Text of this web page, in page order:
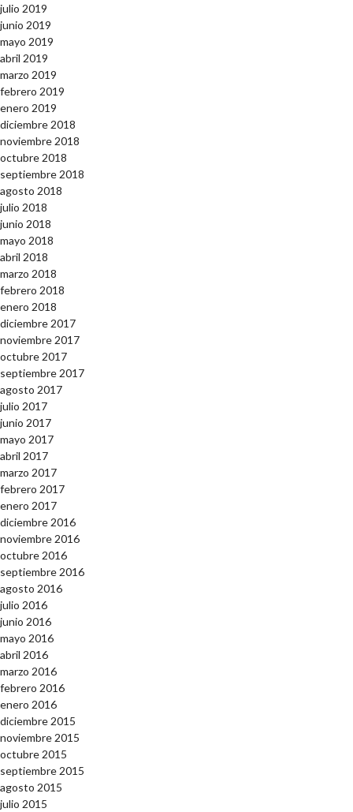
julio 2019
junio 2019
mayo 2019
abril 2019
marzo 2019
febrero 2019
enero 2019
diciembre 2018
noviembre 2018
octubre 2018
septiembre 2018
agosto 2018
julio 2018
junio 2018
mayo 2018
abril 2018
marzo 2018
febrero 2018
enero 2018
diciembre 2017
noviembre 2017
octubre 2017
septiembre 2017
agosto 2017
julio 2017
junio 2017
mayo 2017
abril 2017
marzo 2017
febrero 2017
enero 2017
diciembre 2016
noviembre 2016
octubre 2016
septiembre 2016
agosto 2016
julio 2016
junio 2016
mayo 2016
abril 2016
marzo 2016
febrero 2016
enero 2016
diciembre 2015
noviembre 2015
octubre 2015
septiembre 2015
agosto 2015
julio 2015